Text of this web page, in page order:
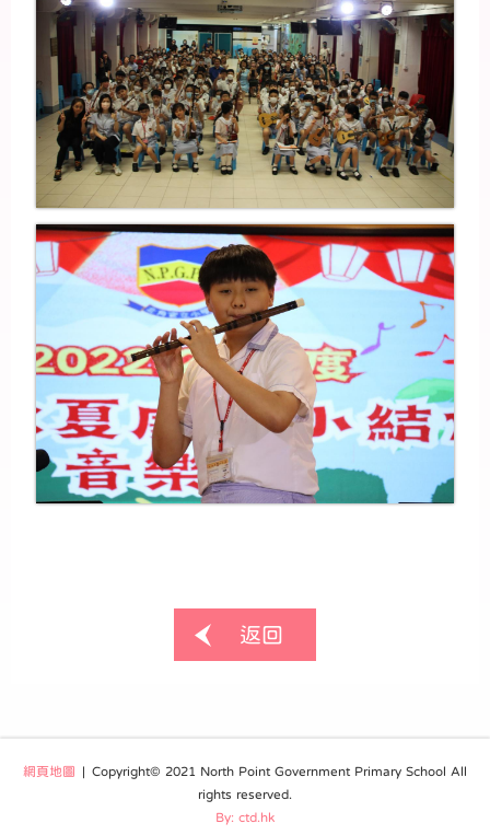
返回
網頁地圖 | Copyright© 2021 North Point Government Primary School All
rights reserved.
By: ctd.hk